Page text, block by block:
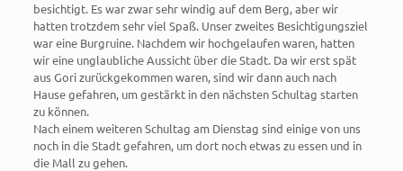
besichtigt. Es war zwar sehr windig auf dem Berg, aber wir
hatten trotzdem sehr viel Spaß. Unser zweites Besichtigungsziel
war eine Burgruine. Nachdem wir hochgelaufen waren, hatten
wir eine unglaubliche Aussicht über die Stadt. Da wir erst spät
aus Gori zurückgekommen waren, sind wir dann auch nach
Hause gefahren, um gestärkt in den nächsten Schultag starten
zu können.
Nach einem weiteren Schultag am Dienstag sind einige von uns
noch in die Stadt gefahren, um dort noch etwas zu essen und in
die Mall zu gehen.